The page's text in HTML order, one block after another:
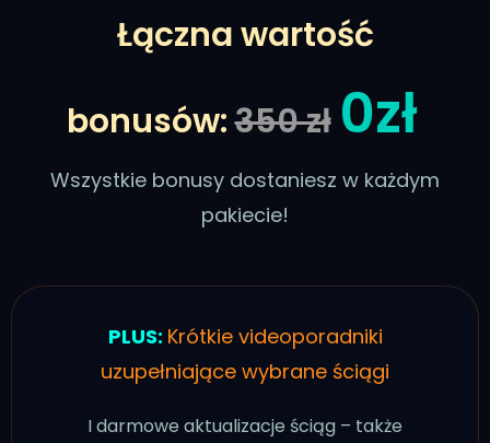
Łączna wartość
bonusów:350 zł 0zł
Wszystkie bonusy dostaniesz w każdym
pakiecie!
PLUS: Krótkie videoporadniki
uzupełniające wybrane ściągi
I darmowe aktualizacje ściąg – także